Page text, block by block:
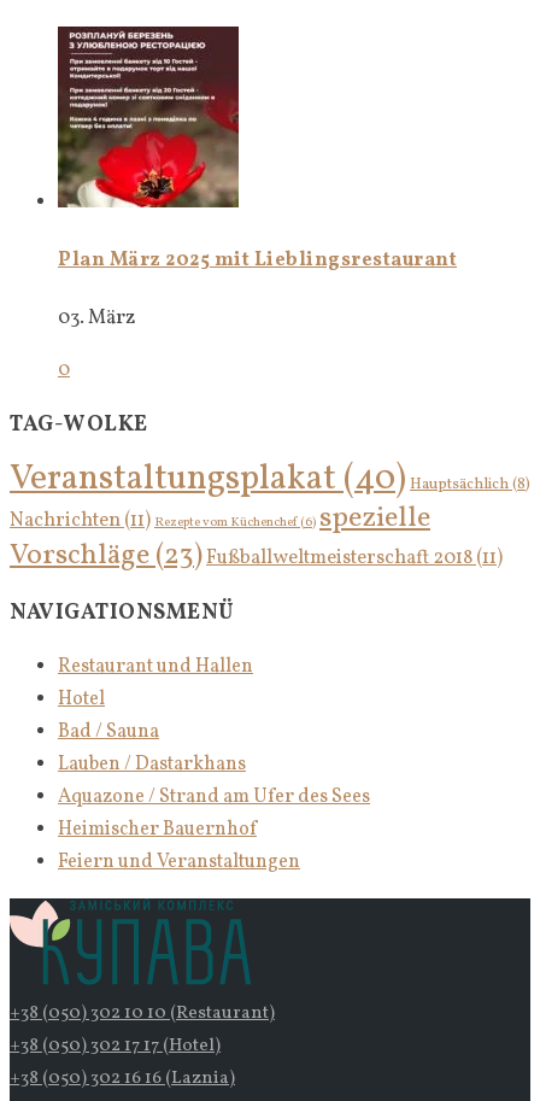
Plan März 2025 mit Lieblingsrestaurant
03. März
0
TAG-WOLKE
Veranstaltungsplakat(40) Hauptsächlich(8)
Nachrichten(11) Rezepte vom Küchenchef(6) spezielle
Vorschläge(23)Fußballweltmeisterschaft 2018(11)
NAVIGATIONSMENÜ
Restaurant und Hallen
Hotel
Bad / Sauna
Lauben / Dastarkhans
Aquazone / Strand am Ufer des Sees
Heimischer Bauernhof
Feiern und Veranstaltungen
+38 (050) 302 10 10 (Restaurant)
+38 (050) 302 17 17 (Hotel)
+38 (050) 302 16 16 (Laznia)